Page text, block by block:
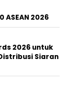
ASEAN 2026
2026 untuk
Siaran